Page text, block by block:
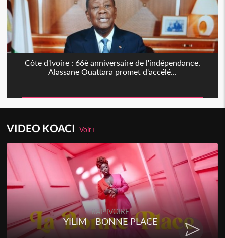
Côte d'Ivoire : 66è anniversaire de l'indépendance,
Alassane Ouattara promet d'accélé...
VIDEO KOACIVoir+
RAP IVOIRE
RENARD BARAKISSA - DOS DE
CHAT